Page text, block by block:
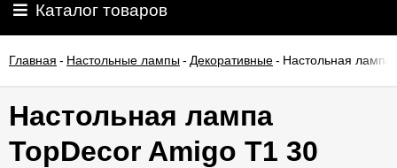
освещения
О
Каталог товаров
Главная - Настольные лампы- Декоративные- Настольная лампа
Настольная лампа
TopDecor Amigo T1 30